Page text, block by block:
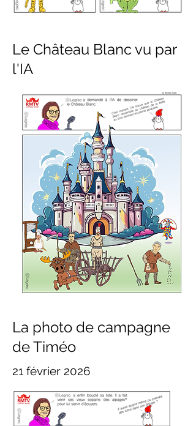
Le Château Blanc vu par
l'IA
22 février 2026
La photo de campagne
de Timéo
21 février 2026